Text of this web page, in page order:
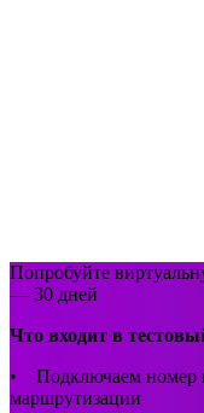
Попробуйте
— 30 дней
Что входит в
• Подключаем номер
маршрутизации